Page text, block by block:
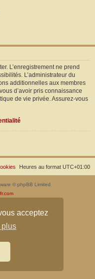
acceptez
plus
L’enregistrement ne prend
L’administrateur du
additionnelles aux membres
d’avoir pris connaissance
de vie privée. Assurez-vous
Heures au format UTC+01:00
© phpBB Limited